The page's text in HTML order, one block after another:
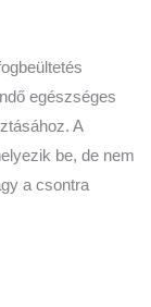
egészséges
A
be, de nem
a csontra